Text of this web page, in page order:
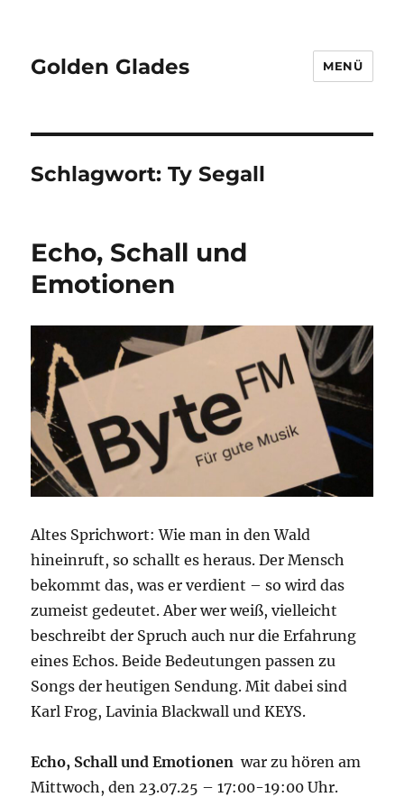
Golden Glades MENÜ
Schlagwort:Ty Segall
Echo, Schall und
Emotionen
Altes Sprichwort: Wie man in den Wald
hineinruft, so schallt es heraus. Der Mensch
bekommt das, was er verdient – so wird das
zumeist gedeutet. Aber wer weiß, vielleicht
beschreibt der Spruch auch nur die Erfahrung
eines Echos. Beide Bedeutungen passen zu
Songs der heutigen Sendung. Mit dabei sind
Karl Frog, Lavinia Blackwall und KEYS.
Echo, Schall und Emotionen war zu hören am
Mittwoch, den 23.07.25 – 17:00-19:00 Uhr.